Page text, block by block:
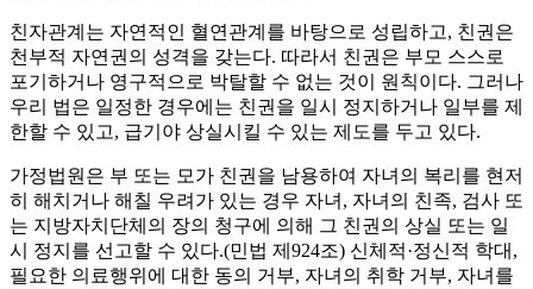
친자관계는 자연적인 혈연관계를 바탕으로 성립하고, 친권은
천부적 자연권의 성격을 갖는다. 따라서 친권은 부모 스스로
포기하거나 영구적으로 박탈할 수 없는 것이 원칙이다. 그러나
우리 법은 일정한 경우에는 친권을 일시 정지하거나 일부를 제
한할 수 있고, 급기야 상실시킬 수 있는 제도를 두고 있다.
가정법원은 부 또는 모가 친권을 남용하여 자녀의 복리를 현저
히 해치거나 해칠 우려가 있는 경우 자녀, 자녀의 친족, 검사 또
는 지방자치단체의 장의 청구에 의해 그 친권의 상실 또는 일
시 정지를 선고할 수 있다.(민법 제924조) 신체적·정신적 학대,
필요한 의료행위에 대한 동의 거부, 자녀의 취학 거부, 자녀를